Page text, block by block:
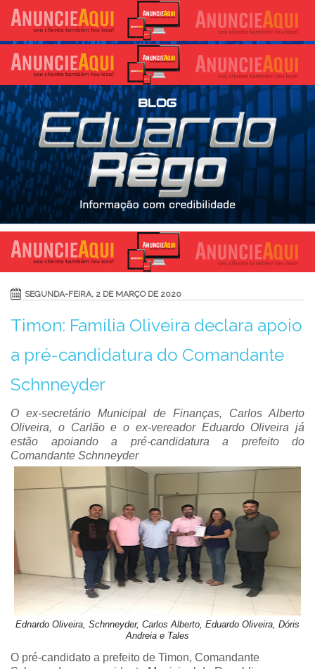
SEGUNDA-FEIRA, 2 DE MARÇO DE 2020
Timon: Família Oliveira declara apoio
a pré-candidatura do Comandante
Schnneyder
O ex-secretário Municipal de Finanças, Carlos Alberto
Oliveira, o Carlão e o ex-vereador Eduardo Oliveira já
estão apoiando a pré-candidatura a prefeito do
Comandante Schnneyder
Ednardo Oliveira, Schnneyder, Carlos Alberto, Eduardo Oliveira, Dóris
Andreia e Tales
O pré-candidato a prefeito de Timon, Comandante